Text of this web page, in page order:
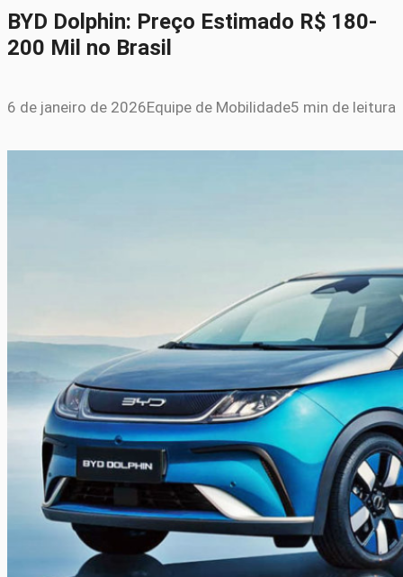
BYD Dolphin: Preço Estimado R$ 180-
200 Mil no Brasil
6 de janeiro de 2026Equipe de Mobilidade5 min de leitura